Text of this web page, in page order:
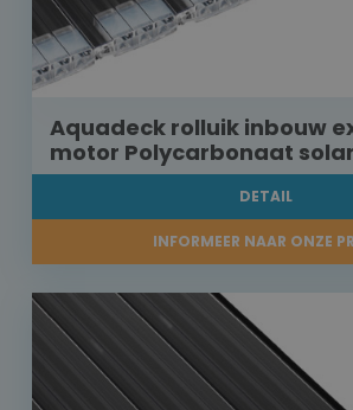
Aquadeck rolluik inbouw
motor Polycarbonaat solar
DETAIL
INFORMEER NAAR ONZE